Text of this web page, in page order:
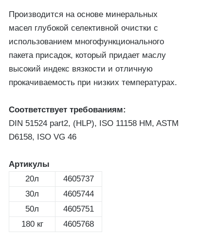
Производится на основе минеральных
масел глубокой селективной очистки с
использованием многофункционального
пакета присадок, который придает маслу
высокий индекс вязкости и отличную
прокачиваемость при низких температурах.
Соответствует требованиям:
DIN 51524 part2, (HLP), ISO 11158 HM, ASTM
D6158, ISO VG 46
Артикулы
20л
4605737
30л
4605744
50л
4605751
180 кг
4605768